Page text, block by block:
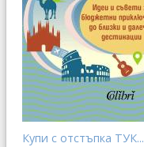
Купи с отстъпка ТУК...